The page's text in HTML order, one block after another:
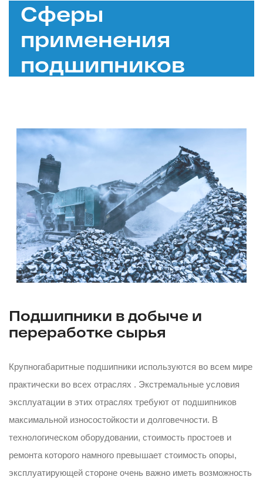
Сферы
применения
подшипников
Подшипники в добыче и
переработке сырья
Крупногабаритные подшипники используются во всем мире
практически во всех отраслях . Экстремальные условия
эксплуатации в этих отраслях требуют от подшипников
максимальной износостойкости и долговечности. В
технологическом оборудовании, стоимость простоев и
ремонта которого намного превышает стоимость опоры,
эксплуатирующей стороне очень важно иметь возможность